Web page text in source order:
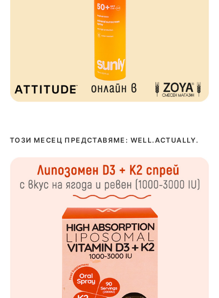
ТОЗИ МЕСЕЦ ПРЕДСТАВЯМЕ: WELL.ACTUALLY.